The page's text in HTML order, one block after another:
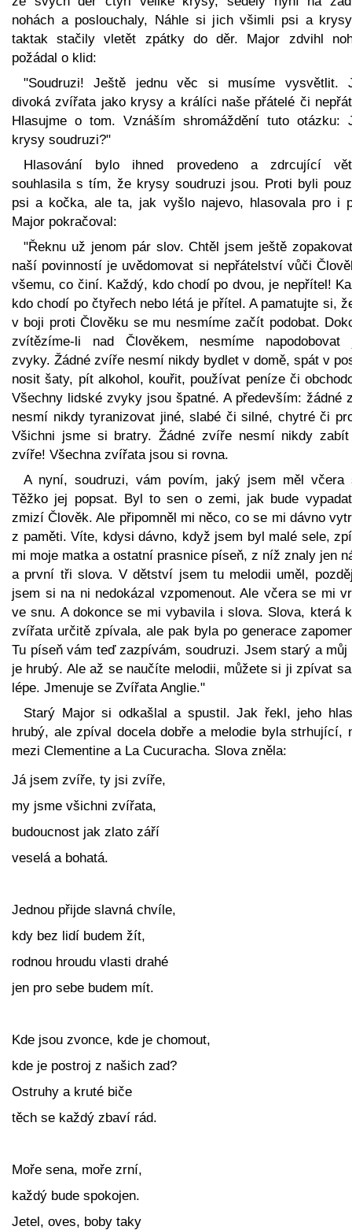
nohách a poslouchaly, Náhle si jich všimli psi a
taktak stačily vletět zpátky do děr. Major zdvihl
požádal o klid:
"Soudruzi! Ještě jednu věc si musíme vysvětlit.
divoká zvířata jako krysy a králíci naše přátelé či
Hlasujme o tom. Vznáším shromáždění tuto otázku:
krysy soudruzi?"
Hlasování bylo ihned provedeno a zdrcující
souhlasila s tím, že krysy soudruzi jsou. Proti byli
psi a kočka, ale ta, jak vyšlo najevo, hlasovala pro i
Major pokračoval:
"Řeknu už jenom pár slov. Chtěl jsem ještě
naší povinností je uvědomovat si nepřátelství vůči
všemu, co činí. Každý, kdo chodí po dvou, je nepřítel!
kdo chodí po čtyřech nebo létá je přítel. A pamatujte si,
v boji proti Člověku se mu nesmíme začít podobat.
zvítězíme-li nad Člověkem, nesmíme napodobovat
zvyky. Žádné zvíře nesmí nikdy bydlet v domě, spát v
nosit šaty, pít alkohol, kouřit, používat peníze či
Všechny lidské zvyky jsou špatné. A především: žádné
nesmí nikdy tyranizovat jiné, slabé či silné, chytré či
Všichni jsme si bratry. Žádné zvíře nesmí nikdy
zvíře! Všechna zvířata jsou si rovna.
A nyní, soudruzi, vám povím, jaký jsem měl včera
Těžko jej popsat. Byl to sen o zemi, jak bude
zmizí Člověk. Ale připomněl mi něco, co se mi dávno
z paměti. Víte, kdysi dávno, když jsem byl malé sele,
mi moje matka a ostatní prasnice píseň, z níž znaly jen
a první tři slova. V dětství jsem tu melodii uměl,
jsem si na ni nedokázal vzpomenout. Ale včera se mi
ve snu. A dokonce se mi vybavila i slova. Slova, která
zvířata určitě zpívala, ale pak byla po generace
Tu píseň vám teď zazpívám, soudruzi. Jsem starý a můj
je hrubý. Ale až se naučíte melodii, můžete si ji zpívat
lépe. Jmenuje se Zvířata Anglie."
Starý Major si odkašlal a spustil. Jak řekl, jeho
hrubý, ale zpíval docela dobře a melodie byla strhující,
mezi Clementine a La Cucuracha. Slova zněla:
Já jsem zvíře, ty jsi zvíře,
my jsme všichni zvířata,
budoucnost jak zlato září
veselá a bohatá.
Jednou přijde slavná chvíle,
kdy bez lidí budem žít,
rodnou hroudu vlasti drahé
jen pro sebe budem mít.
Kde jsou zvonce, kde je chomout,
kde je postroj z našich zad?
Ostruhy a kruté biče
těch se každý zbaví rád.
Moře sena, moře zrní,
každý bude spokojen.
Jetel, oves, boby taky